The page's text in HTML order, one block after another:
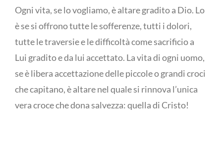
Ogni vita, se lo vogliamo, è altare gradito a Dio. Lo
è se si offrono tutte le sofferenze, tutti i dolori,
tutte le traversie e le difficoltà come sacrificio a
Lui gradito e da lui accettato. La vita di ogni uomo,
se è libera accettazione delle piccole o grandi croci
che capitano, è altare nel quale si rinnova l’unica
vera croce che dona salvezza: quella di Cristo!